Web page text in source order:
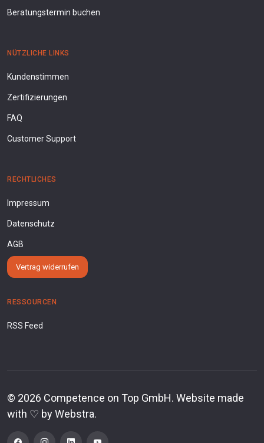
Beratungstermin buchen
NÜTZLICHE LINKS
Kundenstimmen
Zertifizierungen
FAQ
Customer Support
RECHTLICHES
Impressum
Datenschutz
AGB
Vertrag widerrufen
RESSOURCEN
RSS Feed
© 2026 Competence on Top GmbH. Website made
with ♡ byWebstra.